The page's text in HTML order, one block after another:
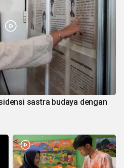
sastra budaya dengan